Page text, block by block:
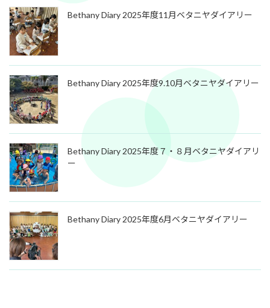
Bethany Diary 2025年度11月ベタニヤダイアリー
Bethany Diary 2025年度9.10月ベタニヤダイアリー
Bethany Diary 2025年度７・８月ベタニヤダイアリ
ー
Bethany Diary 2025年度6月ベタニヤダイアリー